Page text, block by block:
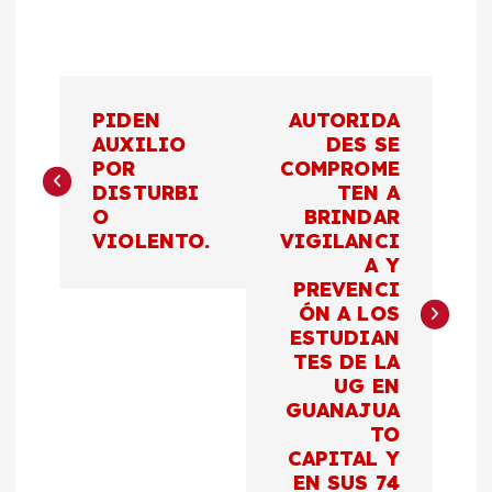
a
v
PIDEN
AUXILIO
POR
DISTURBI
O
VIOLENTO.
AUTORIDA
DES SE
COMPROME
TEN A
BRINDAR
VIGILANCI
A Y
PREVENCI
ÓN A LOS
ESTUDIAN
TES DE LA
UG EN
GUANAJUA
TO
CAPITAL Y
EN SUS 74